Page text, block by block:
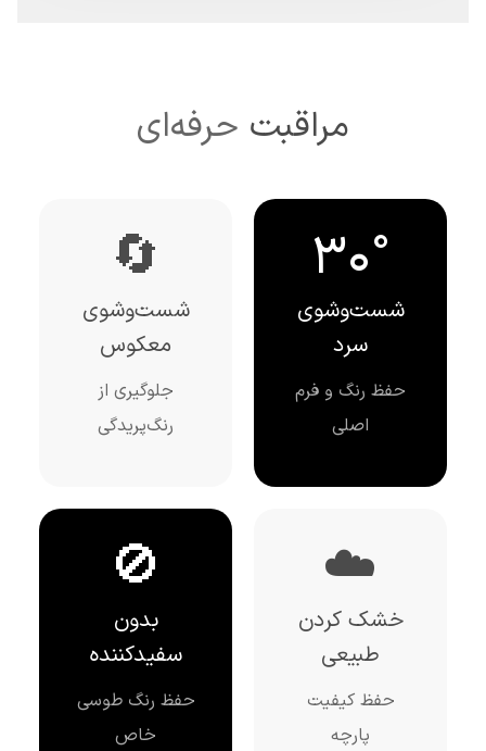
مراقبت حرفه‌ای
30°
شست‌وشوی
سرد
حفظ رنگ و فرم
اصلی
🔄
شست‌وشوی
معکوس
جلوگیری از
رنگ‌پریدگی
☁️
خشک کردن
طبیعی
حفظ کیفیت
پارچه
🚫
بدون
سفیدکننده
حفظ رنگ طوسی
خاص